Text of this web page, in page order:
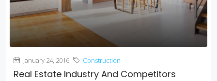
January 24, 2016 Construction
Real Estate Industry And Competitors